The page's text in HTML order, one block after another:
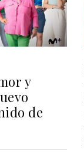
y
de